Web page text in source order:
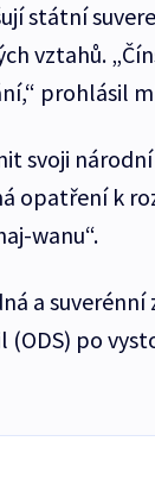
státní
vztahů.
prohlásil
svoji
opatření k
wanu“.
a suverénní
po